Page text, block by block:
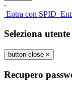
-
Entra con SPID
Seleziona utente
button close ×
Recupero